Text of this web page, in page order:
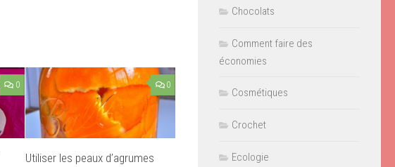
0 0
Utiliser les peaux d’agrumes
Chocolats
Comment faire des
économies
Cosmétiques
Crochet
Ecologie